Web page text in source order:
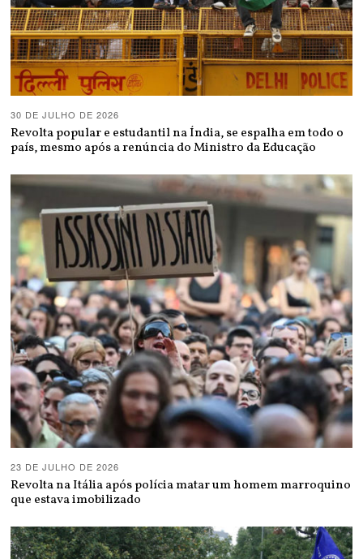
30 DE JULHO DE 2026
Revolta popular e estudantil na Índia, se espalha em todo o
país, mesmo após a renúncia do Ministro da Educação
23 DE JULHO DE 2026
Revolta na Itália após polícia matar um homem marroquino
que estava imobilizado